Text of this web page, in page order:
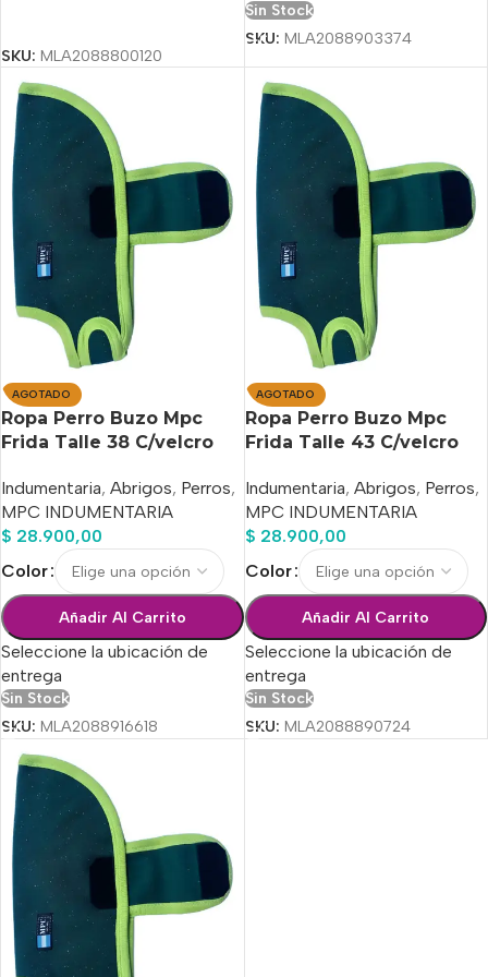
SKU: MLA2088800120
Sin Stock
SKU: MLA2088903374
AGOTADO
Ropa Perro Buzo Mpc
Frida Talle 38 C/velcro
Indumentaria, Abrigos, Perros,
MPC INDUMENTARIA
$ 28.900,00
Color
Añadir Al Carrito
Seleccione la ubicación de
entrega
Sin Stock
SKU: MLA2088916618
AGOTADO
Ropa Perro Buzo Mpc
Frida Talle 43 C/velcro
Indumentaria, Abrigos, Perros,
MPC INDUMENTARIA
$ 28.900,00
Color
Añadir Al Carrito
Seleccione la ubicación de
entrega
Sin Stock
SKU: MLA2088890724